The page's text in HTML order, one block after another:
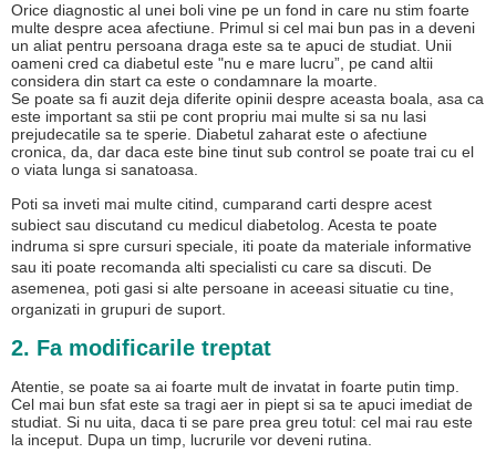
Orice diagnostic al unei boli vine pe un fond in care nu stim foarte
multe despre acea afectiune. Primul si cel mai bun pas in a deveni
un aliat pentru persoana draga este sa te apuci de studiat. Unii
oameni cred ca diabetul este "nu e mare lucru”, pe cand altii
considera din start ca este o condamnare la moarte.
Se poate sa fi auzit deja diferite opinii despre aceasta boala, asa ca
este important sa stii pe cont propriu mai multe si sa nu lasi
prejudecatile sa te sperie. Diabetul zaharat este o afectiune
cronica, da, dar daca este bine tinut sub control se poate trai cu el
o viata lunga si sanatoasa.
Poti sa inveti mai multe citind, cumparand carti despre acest
subiect sau discutand cu medicul diabetolog. Acesta te poate
indruma si spre cursuri speciale, iti poate da materiale informative
sau iti poate recomanda alti specialisti cu care sa discuti. De
asemenea, poti gasi si alte persoane in aceeasi situatie cu tine,
organizati in grupuri de suport.
2. Fa modificarile treptat
Atentie, se poate sa ai foarte mult de invatat in foarte putin timp.
Cel mai bun sfat este sa tragi aer in piept si sa te apuci imediat de
studiat. Si nu uita, daca ti se pare prea greu totul: cel mai rau este
la inceput. Dupa un timp, lucrurile vor deveni rutina.